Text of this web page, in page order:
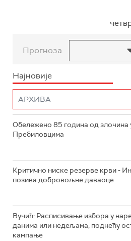
Прогноза
Најновије
Обележено 85 година од злочина
Пребиловцима
Критично ниске резерве крви -
позива добровољне даваоце
Вучић: Расписивање избора у
данима или недељама, поднећу
кампање